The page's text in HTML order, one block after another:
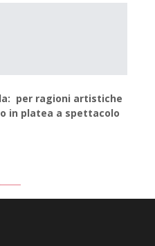
per ragioni artistiche
in platea a spettacolo